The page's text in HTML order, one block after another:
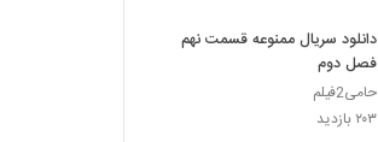
دانلود سریال ممنوعه قسمت نهم
فصل دوم
حامی2فیلم
۲۰۳ بازدید